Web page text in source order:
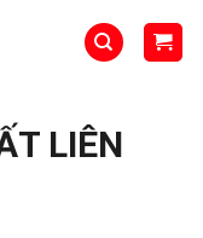
LIÊN